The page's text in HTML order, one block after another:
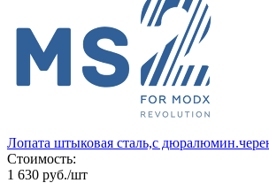
Лопата штыковая сталь,с
Стоимость:
1 630 руб./шт